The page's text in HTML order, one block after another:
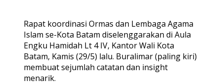
Rapat koordinasi Ormas dan Lembaga Agama
Islam se-Kota Batam diselenggarakan di Aula
Engku Hamidah Lt 4 IV, Kantor Wali Kota
Batam, Kamis (29/5) lalu. Buralimar (paling kiri)
membuat sejumlah catatan dan insight
menarik.